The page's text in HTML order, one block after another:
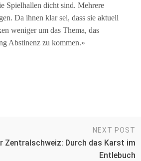
Spielhallen dicht sind. Mehrere
Da ihnen klar sei, dass sie aktuell
weniger um das Thema, das
Abstinenz zu kommen.»
NEXT POST
Zentralschweiz: Durch das Karst im
Entlebuch